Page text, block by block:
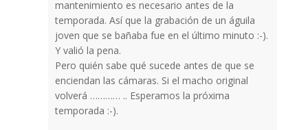
mantenimiento es necesario antes de la
temporada. Así que la grabación de un águila
joven que se bañaba fue en el último minuto :-).
Y valió la pena.
Pero quién sabe qué sucede antes de que se
enciendan las cámaras. Si el macho original
volverá ………… .. Esperamos la próxima
temporada :-).